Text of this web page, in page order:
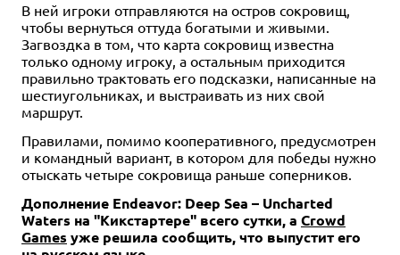
В ней игроки отправляются на остров сокровищ,
чтобы вернуться оттуда богатыми и живыми.
Загвоздка в том, что карта сокровищ известна
только одному игроку, а остальным приходится
правильно трактовать его подсказки, написанные на
шестиугольниках, и выстраивать из них свой
маршрут.
Правилами, помимо кооперативного, предусмотрен
и командный вариант, в котором для победы нужно
отыскать четыре сокровища раньше соперников.
Дополнение Endeavor: Deep Sea – Uncharted
Waters на "Кикстартере" всего сутки, а Crowd
Games уже решила сообщить, что выпустит его